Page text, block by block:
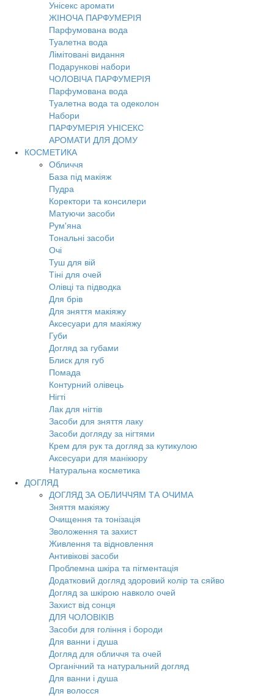
Унісекс аромати
ЖІНОЧА ПАРФУМЕРІЯ
Парфумована вода
Туалетна вода
Лімітовані видання
Подарункові набори
ЧОЛОВІЧА ПАРФУМЕРІЯ
Парфумована вода
Туалетна вода та одеколон
Набори
ПАРФУМЕРІЯ УНІСЕКС
АРОМАТИ ДЛЯ ДОМУ
КОСМЕТИКА
Обличчя
База під макіяж
Пудра
Коректори та консилери
Матуючи засоби
Рум'яна
Тональні засоби
Очі
Туш для вій
Тіні для очей
Олівці та підводка
Для брів
Для зняття макіяжу
Аксесуари для макіяжу
Губи
Догляд за губами
Блиск для губ
Помада
Контурний олівець
Нігті
Лак для нігтів
Засоби для зняття лаку
Засоби догляду за нігтями
Крем для рук та догляд за кутикулою
Аксесуари для манікюру
Натуральна косметика
ДОГЛЯД
ДОГЛЯД ЗА ОБЛИЧЧЯМ ТА ОЧИМА
Зняття макіяжу
Очищення та тонізація
Зволоження та захист
Живлення та відновлення
Антивікові засоби
Проблемна шкіра та пігментація
Додатковий догляд здоровий колір та сяйво
Догляд за шкірою навколо очей
Захист від сонця
ДЛЯ ЧОЛОВІКІВ
Засоби для гоління і бороди
Для ванни і душа
Догляд для обличчя та очей
Органічний та натуральний догляд
Для ванни і душа
Для волосся